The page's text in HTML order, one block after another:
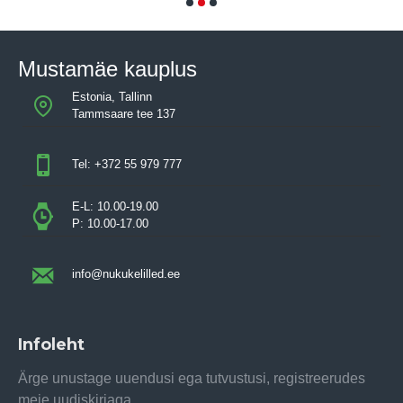
Mustamäe kauplus
Estonia, Tallinn
Tammsaare tee 137
Tel: +372 55 979 777
E-L: 10.00-19.00
P: 10.00-17.00
info@nukukelilled.ee
Infoleht
Ärge unustage uuendusi ega tutvustusi, registreerudes
meie uudiskirjaga.